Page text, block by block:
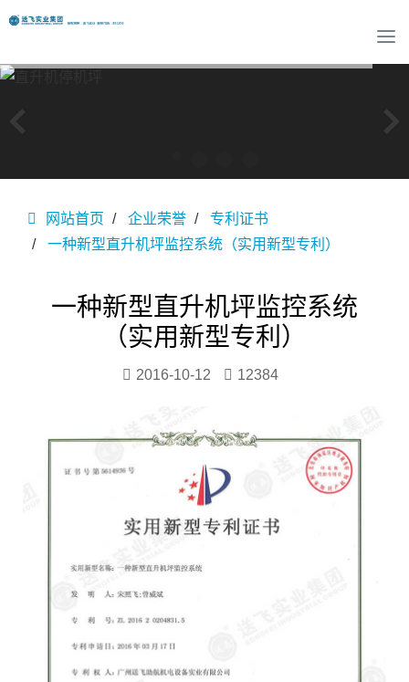
T
o
l
a
网站首页 企业荣誉
专利证书
一种新型直升机坪监控系统（实用新型专利）
一种新型直升机坪监控系统
（实用新型专利）
2016-10-12 12384